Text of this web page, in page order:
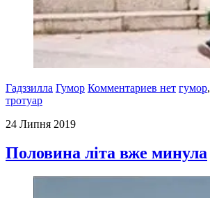
Гадззилла Гумор Комментариев нет гумор,
тротуар
24 Липня 2019
Половина літа вже минула